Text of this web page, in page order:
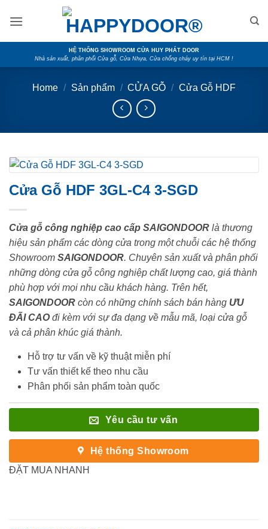
HỆ THỐNG SHOWROOM CỬA HUY PHÁT DOOR
Nhà sản xuất, phân phối Cửa gỗ, Cửa Nhựa, Cửa chống cháy uy tín tại HCM !
Home / Sản phẩm / CỬA GỖ / Cửa Gỗ HDF
Cửa Gỗ HDF 3GL-C4 3-SGD
Cửa gỗ công nghiệp cao cấp SAIGONDOOR là thương
hiệu sản phẩm các dòng cửa trong một chuỗi các hệ thống
Showroom SAIGONDOOR. Chuyên sản xuất và phân phối
những dòng cửa gỗ công nghiệp chất lượng cao, giá thành
phù hợp với mọi nhu cầu khách hàng. Trên hết,
SAIGONDOOR còn có những chính sách bán hàng ƯU
ĐÃI CAOđi kèm với sự đa dạng về mẫu mã, loại cửa gỗ
và cả phân khúc giá thành.
Hỗ trợ tư vấn về kỹ thuật miễn phí
Tư vấn thiết kế theo nhu cầu
Phân phối sản phẩm toàn quốc
Yêu cầu tư vấn
Hệ thống Showroom
ĐẶT MUA NHANH